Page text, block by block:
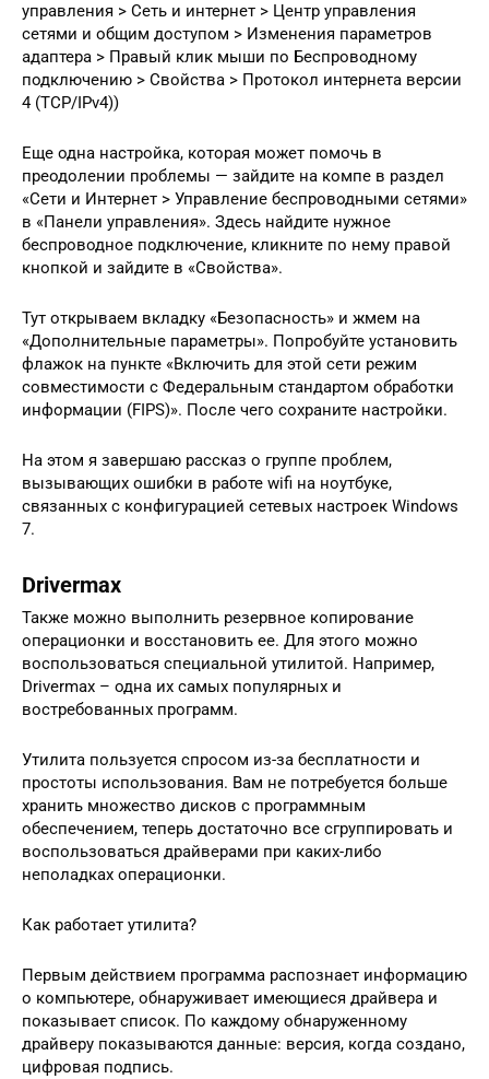
управления > Сеть и интернет > Центр управления
сетями и общим доступом > Изменения параметров
адаптера > Правый клик мыши по Беспроводному
подключению > Свойства > Протокол интернета версии
4 (TCP/IPv4))
Еще одна настройка, которая может помочь в
преодолении проблемы — зайдите на компе в раздел
«Сети и Интернет > Управление беспроводными сетями»
в «Панели управления». Здесь найдите нужное
беспроводное подключение, кликните по нему правой
кнопкой и зайдите в «Свойства».
Тут открываем вкладку «Безопасность» и жмем на
«Дополнительные параметры». Попробуйте установить
флажок на пункте «Включить для этой сети режим
совместимости с Федеральным стандартом обработки
информации (FIPS)». После чего сохраните настройки.
На этом я завершаю рассказ о группе проблем,
вызывающих ошибки в работе wifi на ноутбуке,
связанных с конфигурацией сетевых настроек Windows
7.
Drivermax
Также можно выполнить резервное копирование
операционки и восстановить ее. Для этого можно
воспользоваться специальной утилитой. Например,
Drivermax – одна их самых популярных и
востребованных программ.
Утилита пользуется спросом из-за бесплатности и
простоты использования. Вам не потребуется больше
хранить множество дисков с программным
обеспечением, теперь достаточно все сгруппировать и
воспользоваться драйверами при каких-либо
неполадках операционки.
Как работает утилита?
Первым действием программа распознает информацию
о компьютере, обнаруживает имеющиеся драйвера и
показывает список. По каждому обнаруженному
драйверу показываются данные: версия, когда создано,
цифровая подпись.